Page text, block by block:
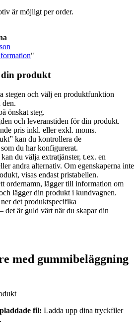
är möjligt per order.
"
produkt
stegen och välj en produktfunktion
den.
önskat steg.
och leveranstiden för din produkt.
pris inkl. eller exkl. moms.
kan du kontrollera de
du har konfigurerat.
du välja extratjänster, t.ex. en
andra alternativ. Om egenskaperna inte
visas endast pristabellen.
ordernamn, lägger till information om
lägger din produkt i kundvagnen.
det produktspecifika
det är guld värt när du skapar din
med gummibeläggning
fil: Ladda upp dina tryckfiler